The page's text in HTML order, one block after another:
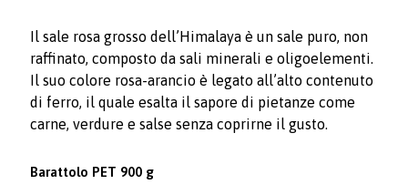
Il sale rosa grosso dell’Himalaya è un sale puro, non
raffinato, composto da sali minerali e oligoelementi.
Il suo colore rosa-arancio è legato all’alto contenuto
di ferro, il quale esalta il sapore di pietanze come
carne, verdure e salse senza coprirne il gusto.
Barattolo PET 900 g